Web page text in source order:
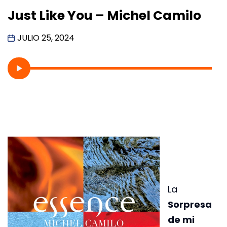
Just Like You – Michel Camilo
JULIO 25, 2024
La
Sorpresa
de mi